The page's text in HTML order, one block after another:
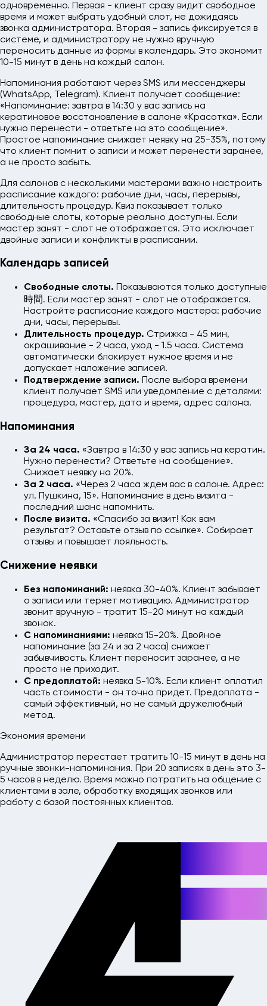
одновременно. Первая - клиент сразу видит свободное
время и может выбрать удобный слот, не дожидаясь
звонка администратора. Вторая - запись фиксируется в
системе, и администратору не нужно вручную
переносить данные из формы в календарь. Это экономит
10-15 минут в день на каждый салон.
Напоминания работают через SMS или мессенджеры
(WhatsApp, Telegram). Клиент получает сообщение:
«Напоминание: завтра в 14:30 у вас запись на
кератиновое восстановление в салоне «Красотка». Если
нужно перенести - ответьте на это сообщение».
Простое напоминание снижает неявку на 25-35%, потому
что клиент помнит о записи и может перенести заранее,
а не просто забыть.
Для салонов с несколькими мастерами важно настроить
расписание каждого: рабочие дни, часы, перерывы,
длительность процедур. Квиз показывает только
свободные слоты, которые реально доступны. Если
мастер занят - слот не отображается. Это исключает
двойные записи и конфликты в расписании.
Календарь записей
Свободные слоты. Показываются только доступные
時間. Если мастер занят - слот не отображается.
Настройте расписание каждого мастера: рабочие
дни, часы, перерывы.
Длительность процедур. Стрижка - 45 мин,
окрашивание - 2 часа, уход - 1.5 часа. Система
автоматически блокирует нужное время и не
допускает наложение записей.
Подтверждение записи. После выбора времени
клиент получает SMS или уведомление с деталями:
процедура, мастер, дата и время, адрес салона.
Напоминания
За 24 часа. «Завтра в 14:30 у вас запись на кератин.
Нужно перенести? Ответьте на сообщение».
Снижает неявку на 20%.
За 2 часа. «Через 2 часа ждем вас в салоне. Адрес:
ул. Пушкина, 15». Напоминание в день визита -
последний шанс напомнить.
После визита. «Спасибо за визит! Как вам
результат? Оставьте отзыв по ссылке». Собирает
отзывы и повышает лояльность.
Снижение неявки
Без напоминаний: неявка 30-40%. Клиент забывает
о записи или теряет мотивацию. Администратор
звонит вручную - тратит 15-20 минут на каждый
звонок.
С напоминаниями: неявка 15-20%. Двойное
напоминание (за 24 и за 2 часа) снижает
забывчивость. Клиент переносит заранее, а не
просто не приходит.
С предоплатой: неявка 5-10%. Если клиент оплатил
часть стоимости - он точно придет. Предоплата -
самый эффективный, но не самый дружелюбный
метод.
Экономия времени
Администратор перестает тратить 10-15 минут в день на
ручные звонки-напоминания. При 20 записях в день это 3-
5 часов в неделю. Время можно потратить на общение с
клиентами в зале, обработку входящих звонков или
работу с базой постоянных клиентов.